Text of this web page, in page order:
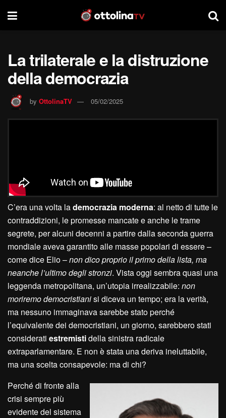
La trilaterale e la distruzione
della democrazia
by OttolinaTV 05/02/2025
C’era una volta lademocrazia moderna: al netto di tutte le
contraddizioni, le promesse mancate e anche le trame
segrete, per alcuni decenni a partire dalla seconda guerra
mondiale aveva garantito alle masse popolari di essere –
come dice Elio –non dico proprio il primo della lista, ma
neanche l’ultimo degli stronzi. Vista oggi sembra quasi una
leggenda metropolitana, un’utopia irrealizzabile: non
moriremo democristianisi diceva un tempo; era la verità,
ma nessuno immaginava sarebbe stato perché
l’equivalente dei democristiani, un giorno, sarebbero stati
considerati estremistidella sinistra radicale
extraparlamentare. E non è stata una deriva ineluttabile,
ma una scelta consapevole: ma di chi?
Perché di fronte alla
crisi sempre più
evidente del sistema